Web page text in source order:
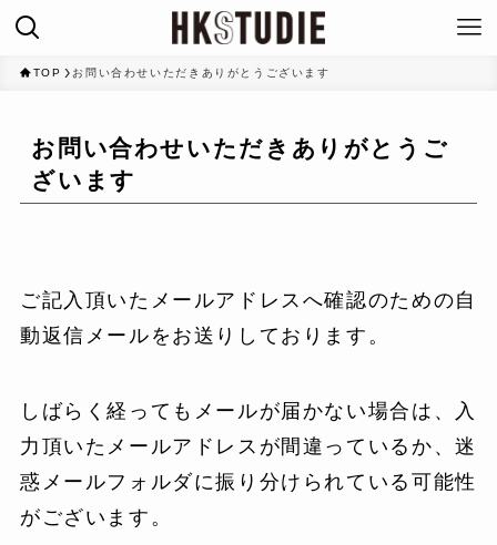
TOP お問い合わせいただきありがとうございます
お問い合わせいただきありがとうご
ざいます
ご記入頂いたメールアドレスへ確認のための自
動返信メールをお送りしております。
しばらく経ってもメールが届かない場合は、入
力頂いたメールアドレスが間違っているか、迷
惑メールフォルダに振り分けられている可能性
がございます。